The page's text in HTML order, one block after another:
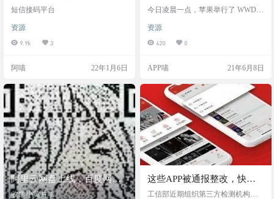
短信接码平台
资源
9.9k 3
阿喵 22年1月6日
系统发布，一起来看看更新
今日凌晨一点，苹果举行了 WWDC
介绍了全新的软件系统，并没有带
来新硬件。包括传言中的 MacBook
ji表情。 ios15系统 发布会首先发布
中，苹果带来了全新 FaceTime 与通
知界面，并对照片、天气、钱包、
地图等应用…
资源
620 0
APP喵 21年6月8日
阿里云网盘上线，百度网盘
反向神仙操作
收集小黄片啦
这些APP被通报整改，快看
看你装了没
工信部近期组织第三方检测机构对